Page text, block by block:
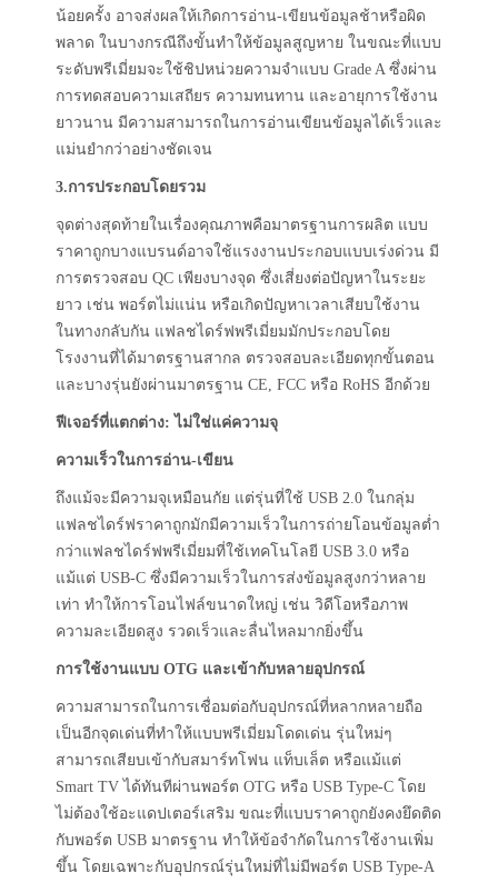
น้อยครั้ง อาจส่งผลให้เกิดการอ่าน-เขียนข้อมูลช้าหรือผิด
พลาด ในบางกรณีถึงขั้นทำให้ข้อมูลสูญหาย ในขณะที่แบบ
ระดับพรีเมี่ยมจะใช้ชิปหน่วยความจำแบบ Grade A ซึ่งผ่าน
การทดสอบความเสถียร ความทนทาน และอายุการใช้งาน
ยาวนาน มีความสามารถในการอ่านเขียนข้อมูลได้เร็วและ
แม่นยำกว่าอย่างชัดเจน
3.การประกอบโดยรวม
จุดต่างสุดท้ายในเรื่องคุณภาพคือมาตรฐานการผลิต แบบ
ราคาถูกบางแบรนด์อาจใช้แรงงานประกอบแบบเร่งด่วน มี
การตรวจสอบ QC เพียงบางจุด ซึ่งเสี่ยงต่อปัญหาในระยะ
ยาว เช่น พอร์ตไม่แน่น หรือเกิดปัญหาเวลาเสียบใช้งาน
ในทางกลับกัน แฟลชไดร์ฟพรีเมี่ยมมักประกอบโดย
โรงงานที่ได้มาตรฐานสากล ตรวจสอบละเอียดทุกขั้นตอน
และบางรุ่นยังผ่านมาตรฐาน CE, FCC หรือ RoHS อีกด้วย
ฟีเจอร์ที่แตกต่าง: ไม่ใช่แค่ความจุ
ความเร็วในการอ่าน-เขียน
ถึงแม้จะมีความจุเหมือนกัย แต่รุ่นที่ใช้ USB 2.0 ในกลุ่ม
แฟลชไดร์ฟราคาถูกมักมีความเร็วในการถ่ายโอนข้อมูลต่ำ
กว่าแฟลชไดร์ฟพรีเมี่ยมที่ใช้เทคโนโลยี USB 3.0 หรือ
แม้แต่ USB-C ซึ่งมีความเร็วในการส่งข้อมูลสูงกว่าหลาย
เท่า ทำให้การโอนไฟล์ขนาดใหญ่ เช่น วิดีโอหรือภาพ
ความละเอียดสูง รวดเร็วและลื่นไหลมากยิ่งขึ้น
การใช้งานแบบ OTG และเข้ากับหลายอุปกรณ์
ความสามารถในการเชื่อมต่อกับอุปกรณ์ที่หลากหลายถือ
เป็นอีกจุดเด่นที่ทำให้แบบพรีเมี่ยมโดดเด่น รุ่นใหม่ๆ
สามารถเสียบเข้ากับสมาร์ทโฟน แท็บเล็ต หรือแม้แต่
Smart TV ได้ทันทีผ่านพอร์ต OTG หรือ USB Type-C โดย
ไม่ต้องใช้อะแดปเตอร์เสริม ขณะที่แบบราคาถูกยังคงยึดติด
กับพอร์ต USB มาตรฐาน ทำให้ข้อจำกัดในการใช้งานเพิ่ม
ขึ้น โดยเฉพาะกับอุปกรณ์รุ่นใหม่ที่ไม่มีพอร์ต USB Type-A